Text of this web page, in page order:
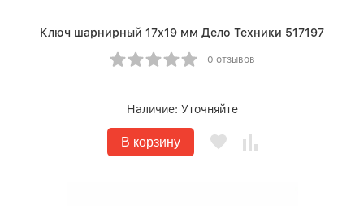
Ключ шарнирный 17х19 мм Дело Техники 517197
0 отзывов
Наличие: Уточняйте
В корзину